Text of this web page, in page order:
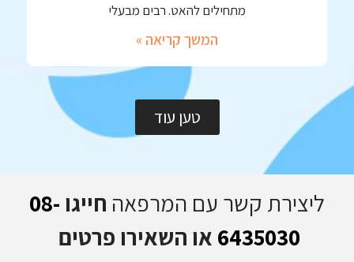
מתחילים להאט. רבים מבעלי
המשך קריאה »
טען עוד
ליצירת קשר עם המרפאה חייגו 08-
6435030 או השאירו פרטים